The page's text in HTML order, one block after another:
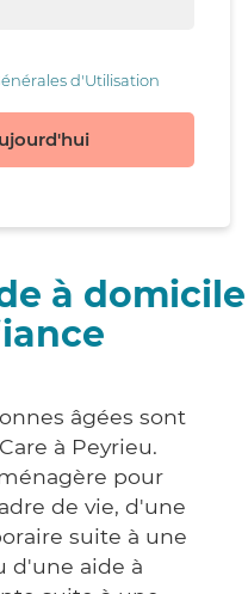
d'Utilisation
à domicile
âgées sont
à Peyrieu.
pour
de vie, d'une
suite à une
d'une aide à